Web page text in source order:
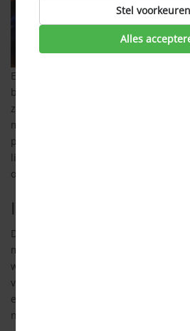
Een alles-in-1 pakket is vaak
bij verschillende providers. Met zo'n
zowel internet, digitale TV als vast
maandprijs. Je kunt natuurlijk ook
producten. Het aanbod hierin
lichten ze graag even toe, zodat je
om een goede keuze te kunnen
Internet
Dankzij de komst van
meer in te bellen via de telefoonlijn.
was langzaam, duur en onhandig.
verbinding was met internet, was de
er dus ook niet meer gebeld worden.
netwerkmogelijkheden:
Stel
Alles